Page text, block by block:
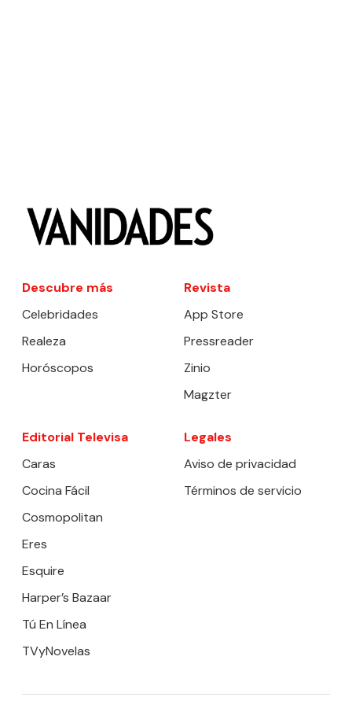
Descubre más
Celebridades
Realeza
Horóscopos
Revista
App Store
Pressreader
Zinio
Magzter
Editorial Televisa
Caras
Cocina Fácil
Cosmopolitan
Eres
Esquire
Harper’s Bazaar
Tú En Línea
TVyNovelas
Legales
Aviso de privacidad
Términos de servicio